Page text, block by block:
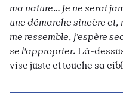
ma nature… Je ne serai
une démarche sincère et,
me ressemble, j’espère
se l’approprier. Là-
vise juste et touche sa